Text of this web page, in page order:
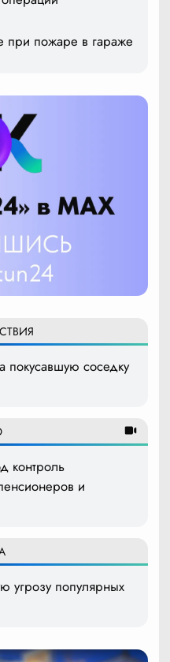
при пожаре в гараже
покусавшую соседку
контроль
и
угрозу популярных